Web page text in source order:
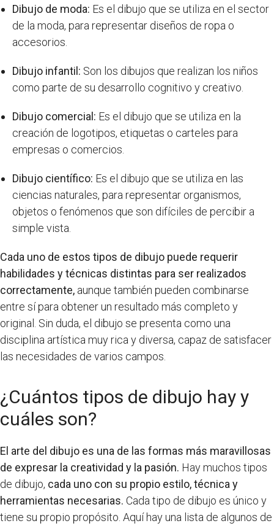
Dibujo de moda: Es el dibujo que se utiliza en el sector
de la moda, para representar diseños de ropa o
accesorios.
Dibujo infantil: Son los dibujos que realizan los niños
como parte de su desarrollo cognitivo y creativo.
Dibujo comercial: Es el dibujo que se utiliza en la
creación de logotipos, etiquetas o carteles para
empresas o comercios.
Dibujo científico: Es el dibujo que se utiliza en las
ciencias naturales, para representar organismos,
objetos o fenómenos que son difíciles de percibir a
simple vista.
Cada uno de estos tipos de dibujo puede requerir
habilidades y técnicas distintas para ser realizados
correctamente, aunque también pueden combinarse
entre sí para obtener un resultado más completo y
original. Sin duda, el dibujo se presenta como una
disciplina artística muy rica y diversa, capaz de satisfacer
las necesidades de varios campos.
¿Cuántos tipos de dibujo hay y
cuáles son?
El arte del dibujo es una de las formas más maravillosas
de expresar la creatividad y la pasión. Hay muchos tipos
de dibujo, cada uno con su propio estilo, técnica y
herramientas necesarias. Cada tipo de dibujo es único y
tiene su propio propósito. Aquí hay una lista de algunos de